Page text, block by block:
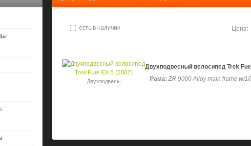
есть в наличии Цена:
Двухподвесы
Двухподвесный велосипед Trek
Рама: ZR 9000 Alloy main frame w/